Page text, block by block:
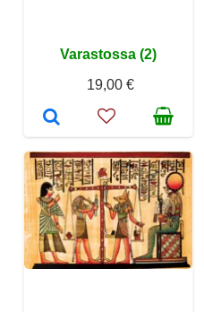
Varastossa (2)
19,00 €